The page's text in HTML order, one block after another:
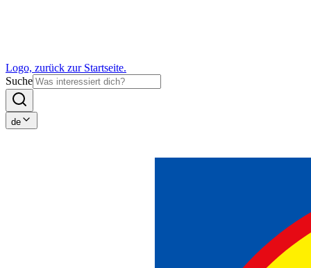
Logo, zurück zur Startseite.
Suche
de